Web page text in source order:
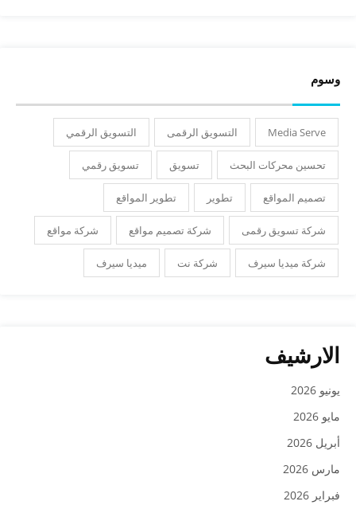
وسوم
Media Serve التسويق الرقمى التسويق الرقمي
تحسين محركات البحث تسويق تسويق رقمي
تصميم المواقع تطوير تطوير المواقع
شركة تسويق رقمى شركة تصميم مواقع شركة مواقع
شركة ميديا سيرف شركة نت ميديا سيرف
الارشيف
يونيو 2026
مايو 2026
أبريل 2026
مارس 2026
فبراير 2026